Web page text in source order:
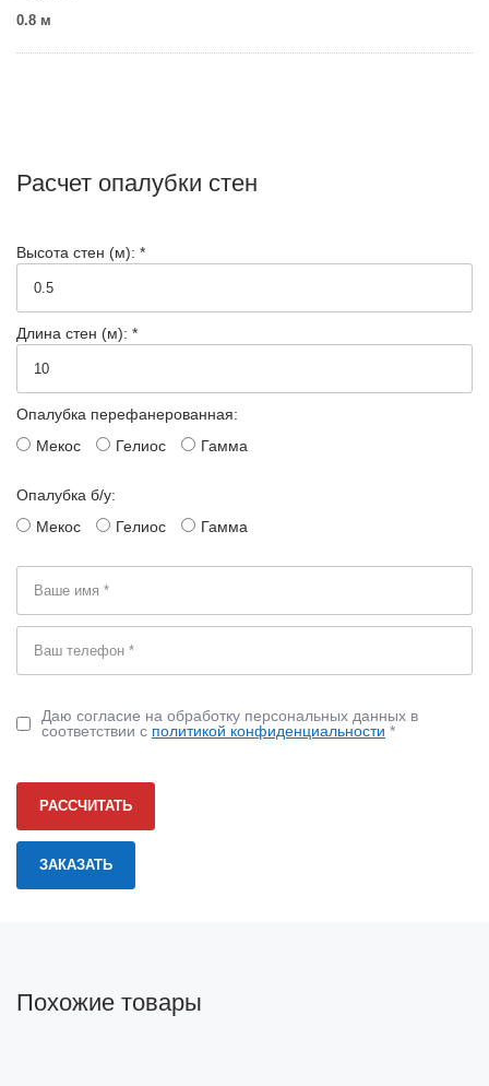
0.8 м
Расчет опалубки стен
Высота стен (м): *
Длина стен (м): *
Опалубка перефанерованная:
Мекос
Гелиос Гамма
Опалубка б/у:
Мекос
Гелиос Гамма
Даю согласие на обработку персональных данных в
соответствии с политикой конфиденциальности *
РАССЧИТАТЬ
Похожие товары